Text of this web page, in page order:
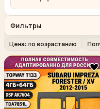
Фильтры
Цена: по возрастанию